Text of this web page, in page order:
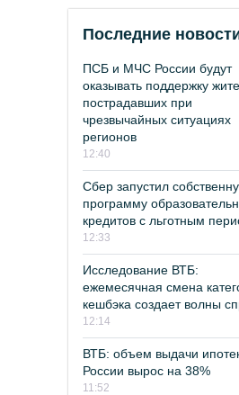
Последние
ПСБ и МЧС России будут
оказывать поддержку
пострадавших при
чрезвычайных ситуациях
регионов
12:40
Сбер запустил
программу
кредитов с льготным
12:33
Исследование ВТБ:
ежемесячная смена
кешбэка создает волны
12:14
ВТБ: объем выдачи
России вырос на 38%
11:52